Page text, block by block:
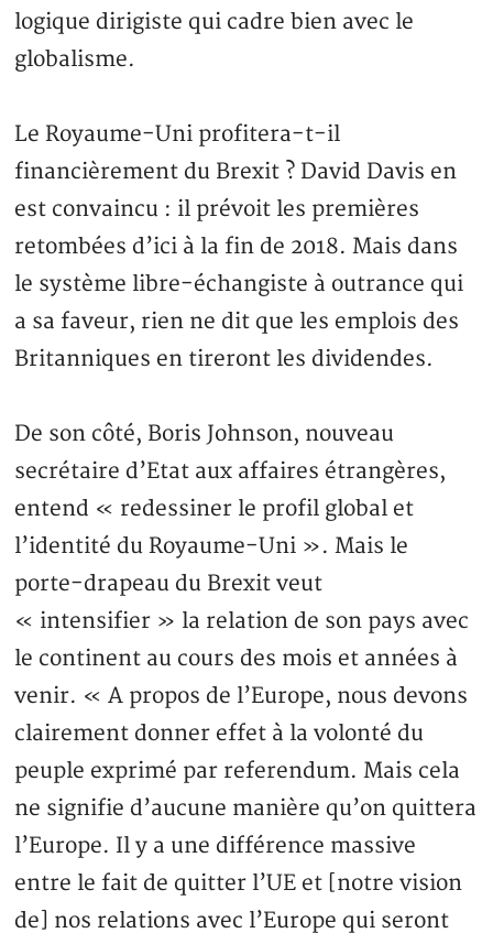
logique dirigiste qui cadre bien avec le
globalisme.
Le Royaume-Uni profitera-t-il
financièrement du Brexit ? David Davis en
est convaincu : il prévoit les premières
retombées d’ici à la fin de 2018. Mais dans
le système libre-échangiste à outrance qui
a sa faveur, rien ne dit que les emplois des
Britanniques en tireront les dividendes.
De son côté, Boris Johnson, nouveau
secrétaire d’Etat aux affaires étrangères,
entend « redessiner le profil global et
l’identité du Royaume-Uni ». Mais le
porte-drapeau du Brexit veut
« intensifier » la relation de son pays avec
le continent au cours des mois et années à
venir. « A propos de l’Europe, nous devons
clairement donner effet à la volonté du
peuple exprimé par referendum. Mais cela
ne signifie d’aucune manière qu’on quittera
l’Europe. Il y a une différence massive
entre le fait de quitter l’UE et [notre vision
de] nos relations avec l’Europe qui seront